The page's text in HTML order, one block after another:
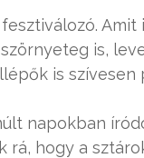
Amit
is,
is szívesen
napokban
rá, hogy a